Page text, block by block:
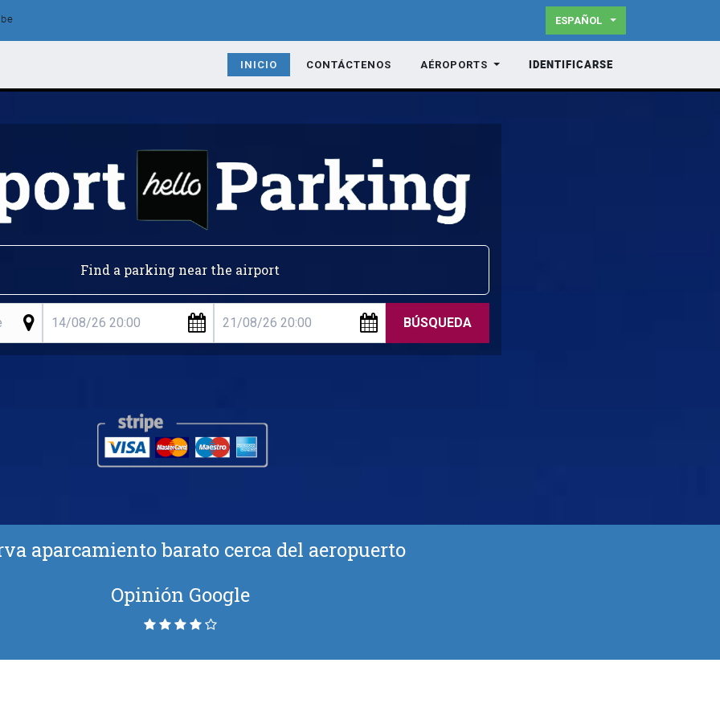
ESPAÑOL
INICIO CONTÁCTENOS AÉROPORTS IDENTIFICARSE
Find a parking near the airport
BÚSQUEDA
aparcamiento barato cerca del aeropuerto
Opinión Google